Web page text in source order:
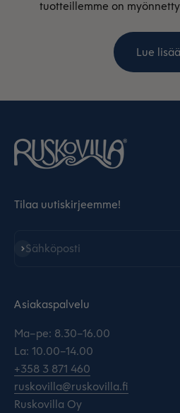
tuotteillemme on
Lue lisää
Tilaa uutiskirjeemme!
Sähköposti
Tilaa
Asiakaspalvelu
Ma–pe: 8.30–16.00
La: 10.00–14.00
+358 3 871 460
ruskovilla@ruskovilla.fi
Ruskovilla Oy